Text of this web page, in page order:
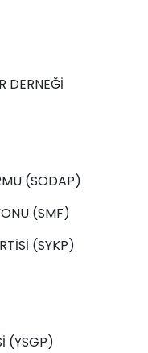
DERNEĞİ
(SODAP)
(SMF)
(SYKP)
(YSGP)